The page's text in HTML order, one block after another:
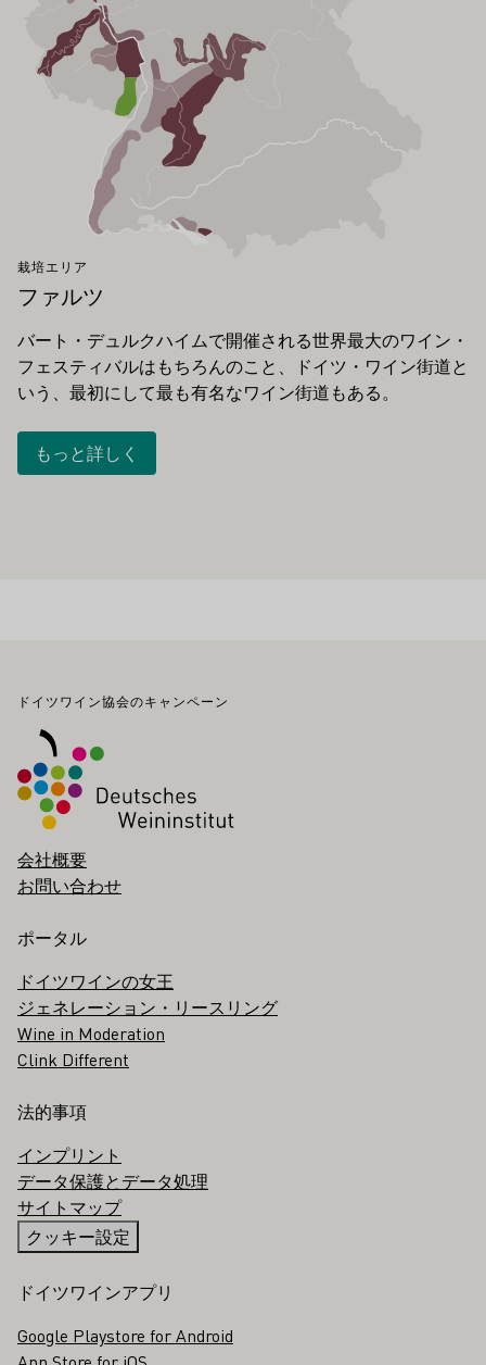
栽培エリア
ファルツ
バート・デュルクハイムで開催される世界最大のワイン・
フェスティバルはもちろんのこと、ドイツ・ワイン街道と
いう、最初にして最も有名なワイン街道もある。
もっと詳しく
フッター
ドイツワイン協会のキャンペーン
会社概要
お問い合わせ
ポータル
ドイツワインの女王
ジェネレーション・リースリング
Wine in Moderation
Clink Different
法的事項
インプリント
データ保護とデータ処理
サイトマップ
クッキー設定
ドイツワインアプリ
Google Playstore for Android